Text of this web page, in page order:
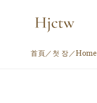
首頁／첫 장／Home